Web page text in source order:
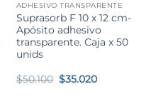
ADHESIVO TRANSPARENTE
Suprasorb F 10 x 12 cm-
Apósito adhesivo
transparente. Caja x 50
unids
$50.100 El
precio
$35.020El